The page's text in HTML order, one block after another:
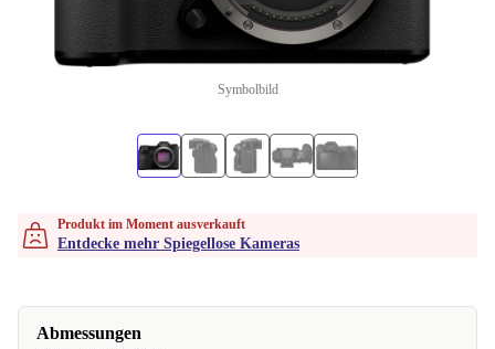
Symbolbild
Produkt im Moment ausverkauft
Entdecke mehr Spiegellose Kameras
Abmessungen